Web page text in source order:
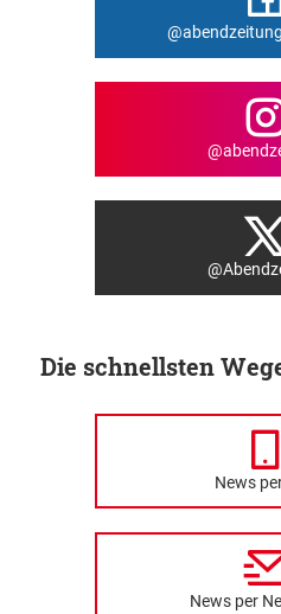
Die schnellsten
News
News per